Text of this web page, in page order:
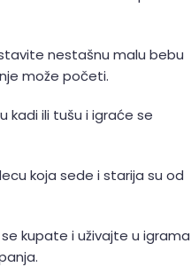
nestašnu malu bebu
može početi.
kadi ili tušu i igraće se
koja sede i starija su od
kupate i uživajte u igrama